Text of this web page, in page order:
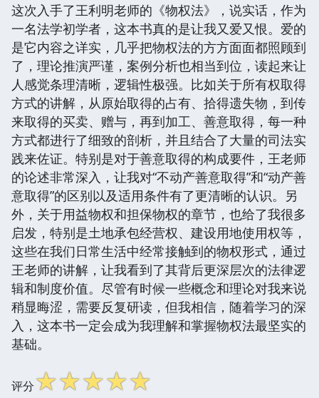
这次入手了王利明老师的《物权法》，说实话，作为
一名法学初学者，这本书真的是让我又爱又恨。爱的
是它内容之详实，几乎把物权法的方方面面都照顾到
了，理论推演严谨，案例分析也相当到位，读起来让
人感觉条理清晰，逻辑性极强。比如关于所有权取得
方式的讲解，从原始取得的占有、拾得遗失物，到传
来取得的买卖、赠与，再到加工、善意取得，每一种
方式都进行了细致的剖析，并且结合了大量的司法实
践来佐证。特别是对于善意取得的构成要件，王老师
的论述非常深入，让我对“不动产善意取得”和“动产善
意取得”的区别以及适用条件有了更清晰的认识。另
外，关于用益物权和担保物权的章节，也给了我很多
启发，特别是土地承包经营权、建设用地使用权等，
这些在我们日常生活中经常接触到的物权形式，通过
王老师的讲解，让我看到了其背后更深层次的法律逻
辑和制度价值。尽管有时候一些概念和理论对我来说
稍显晦涩，需要反复研读，但我相信，随着学习的深
入，这本书一定会成为我理解和掌握物权法最坚实的
基础。
评分☆☆☆☆☆